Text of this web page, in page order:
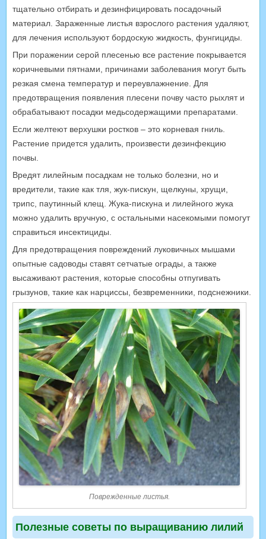
тщательно отбирать и дезинфицировать посадочный
материал. Зараженные листья взрослого растения удаляют,
для лечения используют бордоскую жидкость, фунгициды.
При поражении серой плесенью все растение покрывается
коричневыми пятнами, причинами заболевания могут быть
резкая смена температур и переувлажнение. Для
предотвращения появления плесени почву часто рыхлят и
обрабатывают посадки медьсодержащими препаратами.
Если желтеют верхушки ростков – это корневая гниль.
Растение придется удалить, произвести дезинфекцию
почвы.
Вредят лилейным посадкам не только болезни, но и
вредители, такие как тля, жук-пискун, щелкуны, хрущи,
трипс, паутинный клещ. Жука-пискуна и лилейного жука
можно удалить вручную, с остальными насекомыми помогут
справиться инсектициды.
Для предотвращения повреждений луковичных мышами
опытные садоводы ставят сетчатые ограды, а также
высаживают растения, которые способны отпугивать
грызунов, такие как нарциссы, безвременники, подснежники.
Поврежденные листья.
Полезные советы по выращиванию лилий